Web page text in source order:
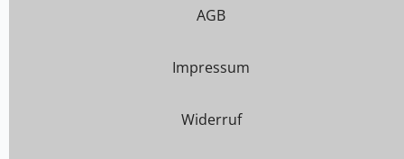
AGB
Impressum
Widerruf